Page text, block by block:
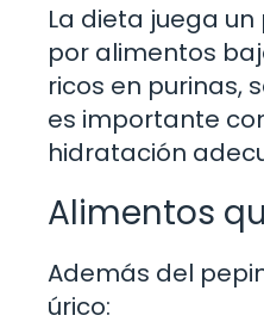
La dieta juega
por alimentos
ricos en purinas,
es importante
hidratación
Alimentos
Además del
úrico: